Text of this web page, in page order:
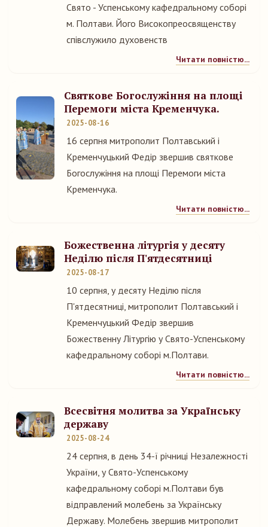
Свято - Успенському кафедральному соборі
м. Полтави. Його Високопреосвященству
співслужило духовенств
Читати повністю...
Святкове Богослужіння на площі
Перемоги міста Кременчука.
2025-08-16
16 серпня митрополит Полтавський і
Кременчуцький Федір звершив святкове
Богослужіння на площі Перемоги міста
Кременчука.
Читати повністю...
Божественна літургія у десяту
Неділю після П'ятдесятниці
2025-08-17
10 серпня, у десяту Неділю після
П'ятдесятниці, митрополит Полтавський і
Кременчуцький Федір звершив
Божественну Літургію у Свято-Успенському
кафедральному соборі м.Полтави.
Читати повністю...
Всесвітня молитва за Українську
державу
2025-08-24
24 серпня, в день 34-ї річниці Незалежності
України, у Свято-Успенському
кафедральному соборі м.Полтави був
відправлений молебень за Українську
Державу. Молебень звершив митрополит